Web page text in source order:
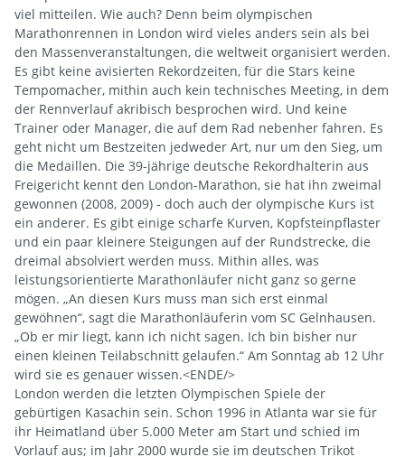
viel mitteilen. Wie auch? Denn beim olympischen
Marathonrennen in London wird vieles anders sein als bei
den Massenveranstaltungen, die weltweit organisiert werden.
Es gibt keine avisierten Rekordzeiten, für die Stars keine
Tempomacher, mithin auch kein technisches Meeting, in dem
der Rennverlauf akribisch besprochen wird. Und keine
Trainer oder Manager, die auf dem Rad nebenher fahren. Es
geht nicht um Bestzeiten jedweder Art, nur um den Sieg, um
die Medaillen. Die 39-jährige deutsche Rekordhalterin aus
Freigericht kennt den London-Marathon, sie hat ihn zweimal
gewonnen (2008, 2009) - doch auch der olympische Kurs ist
ein anderer. Es gibt einige scharfe Kurven, Kopfsteinpflaster
und ein paar kleinere Steigungen auf der Rundstrecke, die
dreimal absolviert werden muss. Mithin alles, was
leistungsorientierte Marathonläufer nicht ganz so gerne
mögen. „An diesen Kurs muss man sich erst einmal
gewöhnen“, sagt die Marathonläuferin vom SC Gelnhausen.
„Ob er mir liegt, kann ich nicht sagen. Ich bin bisher nur
einen kleinen Teilabschnitt gelaufen.“ Am Sonntag ab 12 Uhr
wird sie es genauer wissen.<ENDE/>
London werden die letzten Olympischen Spiele der
gebürtigen Kasachin sein. Schon 1996 in Atlanta war sie für
ihr Heimatland über 5.000 Meter am Start und schied im
Vorlauf aus; im Jahr 2000 wurde sie im deutschen Trikot